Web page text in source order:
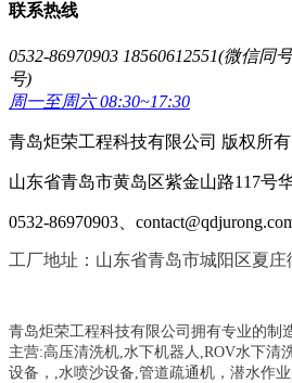
联系热线
0532-86970903 18560612551(微信同
号)
周一至周六 08:30~17:30
青岛炬荣工程科技有限公司 版权所有
山东省青岛市黄岛区紫金山路117号
0532-86970903、
工厂地址：山东省青岛市城阳区夏庄
青岛炬荣工程科技有限公司拥有专业的制
主营:高压清洗机,水下机器人,ROV水下清
设备， ,水喷沙设备,管道疏通机 ， 潜水作